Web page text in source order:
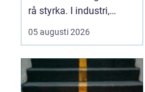
rå styrka. I industri,
byggprojekt och
infrastruktur kan ett
allvarliga skador på
människor, maskiner och
05 augusti 2026